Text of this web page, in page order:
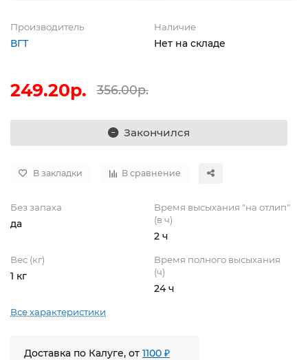
Производитель
ВГТ
Наличие
Нет на складе
249.20р. 356.00р.
Закончился
В закладки В сравнение
Без запаха
да
Время высыхания "на отлип"
(в ч)
2 ч
Вес (кг)
1 кг
Время полного высыхания
(ч)
24 ч
Все характеристики
Доставка по Калуге, от 1100 ₽